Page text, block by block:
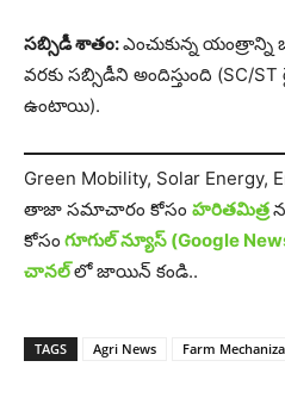
సబ్సిడీ శాతం:ఎంచుకున్న యంత్రాన్ని
వరకు సబ్సిడీని అందిస్తుంది (SC/
ఉంటాయి).
Green Mobility, Solar Energy,
తాజా సమాచారం కోసం హరితమిత్ర
కోసం గూగుల్ న్యూస్ (Google
చానల్లో జాయిన్ కండి..
TAGS Agri News Farm